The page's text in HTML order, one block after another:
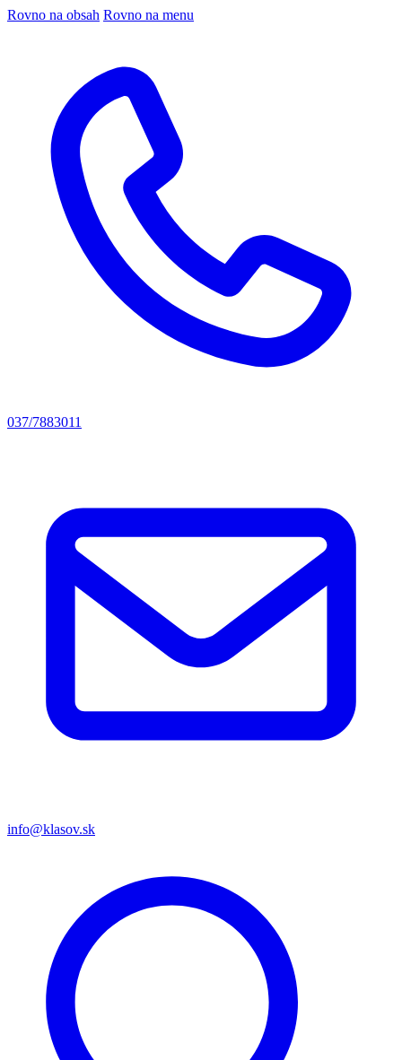
Rovno na obsah Rovno na menu
037/7883011
info@klasov.sk